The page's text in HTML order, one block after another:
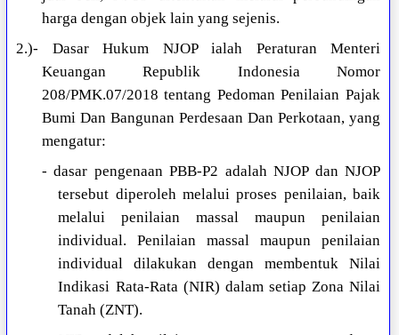
harga dengan objek lain yang sejenis.
2.)- Dasar Hukum NJOP ialah Peraturan Menteri
Keuangan Republik Indonesia Nomor
208/PMK.07/2018 tentang Pedoman Penilaian Pajak
Bumi Dan Bangunan Perdesaan Dan Perkotaan, yang
mengatur:
- dasar pengenaan PBB-P2 adalah NJOP dan NJOP
tersebut diperoleh melalui proses penilaian, baik
melalui penilaian massal maupun penilaian
individual. Penilaian massal maupun penilaian
individual dilakukan dengan membentuk Nilai
Indikasi Rata-Rata (NIR) dalam setiap Zona Nilai
Tanah (ZNT).